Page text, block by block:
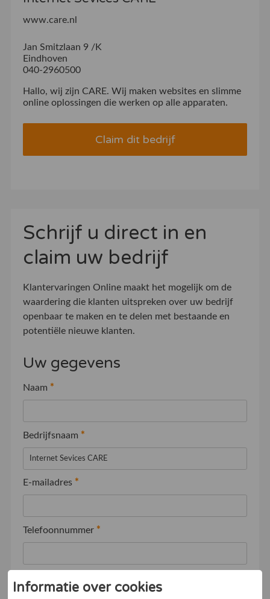
www.care.nl
Jan Smitzlaan 9 /K
Eindhoven
040-2960500
Hallo, wij zijn CARE. Wij maken websites en slimme
online oplossingen die werken op alle apparaten.
Claim dit bedrijf
Schrijf u direct in en
claim uw bedrijf
Klantervaringen Online maakt het mogelijk om de
waardering die klanten uitspreken over uw bedrijf
openbaar te maken en te delen met bestaande en
potentiële nieuwe klanten.
Uw gegevens
Naam *
Bedrijfsnaam *
E-mailadres *
Telefoonnummer *
Informatie over cookies